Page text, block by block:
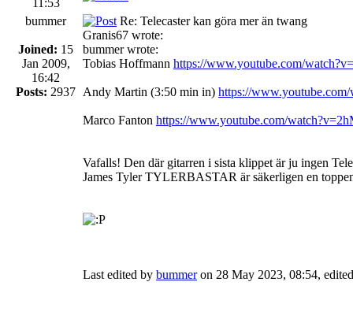
bummer
Joined: 15
Jan 2009,
16:42
Posts: 2937
Re: Telecaster kan göra mer än twang
Granis67 wrote:
bummer wrote:
Tobias Hoffmann https://www.youtube.com/
Andy Martin (3:50 min in) https://
Marco Fanton https://www.youtube.com/
Vafalls! Den där gitarren i sista klippet är ju ingen
James Tyler TYLERBASTAR är säkerligen en
Last edited by bummeron 28 May 2023, 08:54,